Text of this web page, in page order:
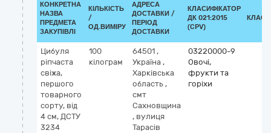
КОНКРЕТНА
НАЗВА
ПРЕДМЕТА
ЗАКУПІВЛІ
КІЛЬКІСТЬ
/
ОД.ВИМІРУ
АДРЕСА
ДОСТАВКИ /
ПЕРІОД
ДОСТАВКИ
КЛАСИФІКАТОР
ДК 021:2015
(CPV)
Цибуля
ріпчаста
свіжа,
першого
товарного
сорту, від
4 см, ДСТУ
3234
100
кілограм
64501 ,
Україна ,
Харківська
область ,
смт
Сахновщина
, вулиця
Тарасів
03220000-9
Овочі,
фрукти та
горіхи